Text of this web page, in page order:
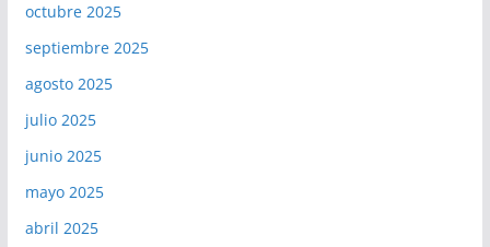
octubre 2025
septiembre 2025
agosto 2025
julio 2025
junio 2025
mayo 2025
abril 2025